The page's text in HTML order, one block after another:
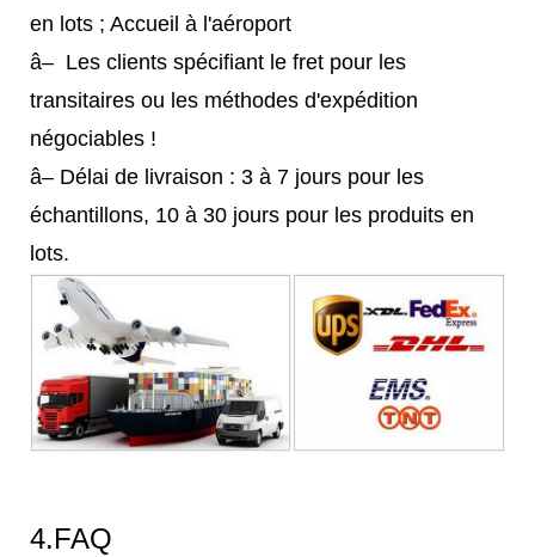
en lots ; Accueil à l'aéroport
â– Les clients spécifiant le fret pour les
transitaires ou les méthodes d'expédition
négociables !
â– Délai de livraison : 3 à 7 jours pour les
échantillons, 10 à 30 jours pour les produits en
lots.
4.FAQ